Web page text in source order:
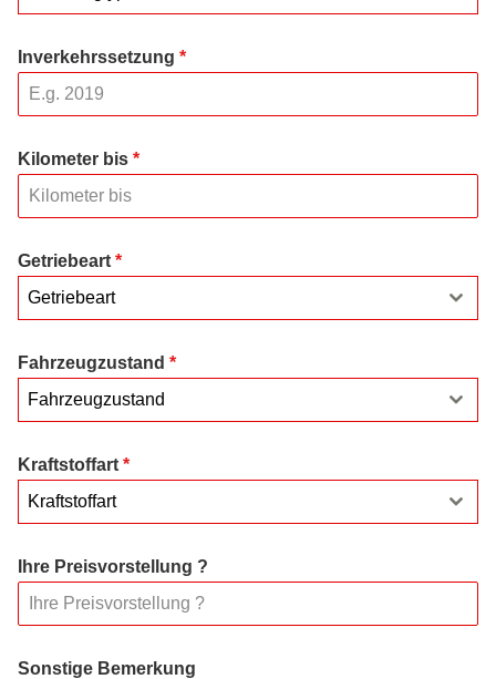
Inverkehrssetzung *
Kilometer bis *
Getriebeart *
Getriebeart
Fahrzeugzustand *
Fahrzeugzustand
Kraftstoffart *
Kraftstoffart
Ihre Preisvorstellung ?
Sonstige Bemerkung